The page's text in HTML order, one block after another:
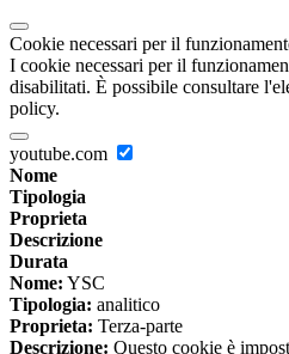
Cookie necessari per il
I cookie necessari per il
disabilitati. È possibile consultare
policy.
youtube.com
Nome
Tipologia
Proprieta
Descrizione
Durata
Nome: YSC
Tipologia: analitico
Proprieta: Terza-parte
Descrizione: Questo cookie è